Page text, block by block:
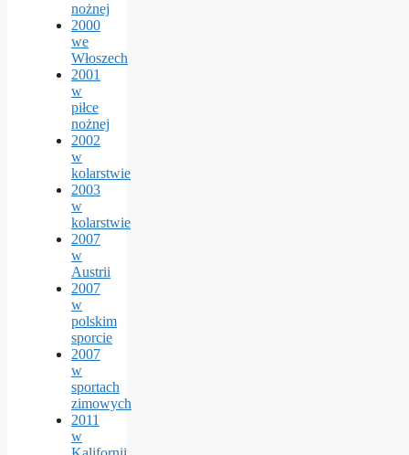
nożnej
2000
we
Włoszech
2001
w
piłce
nożnej
2002
w
kolarstwie
2003
w
kolarstwie
2007
w
Austrii
2007
w
polskim
sporcie
2007
w
sportach
zimowych
2011
w